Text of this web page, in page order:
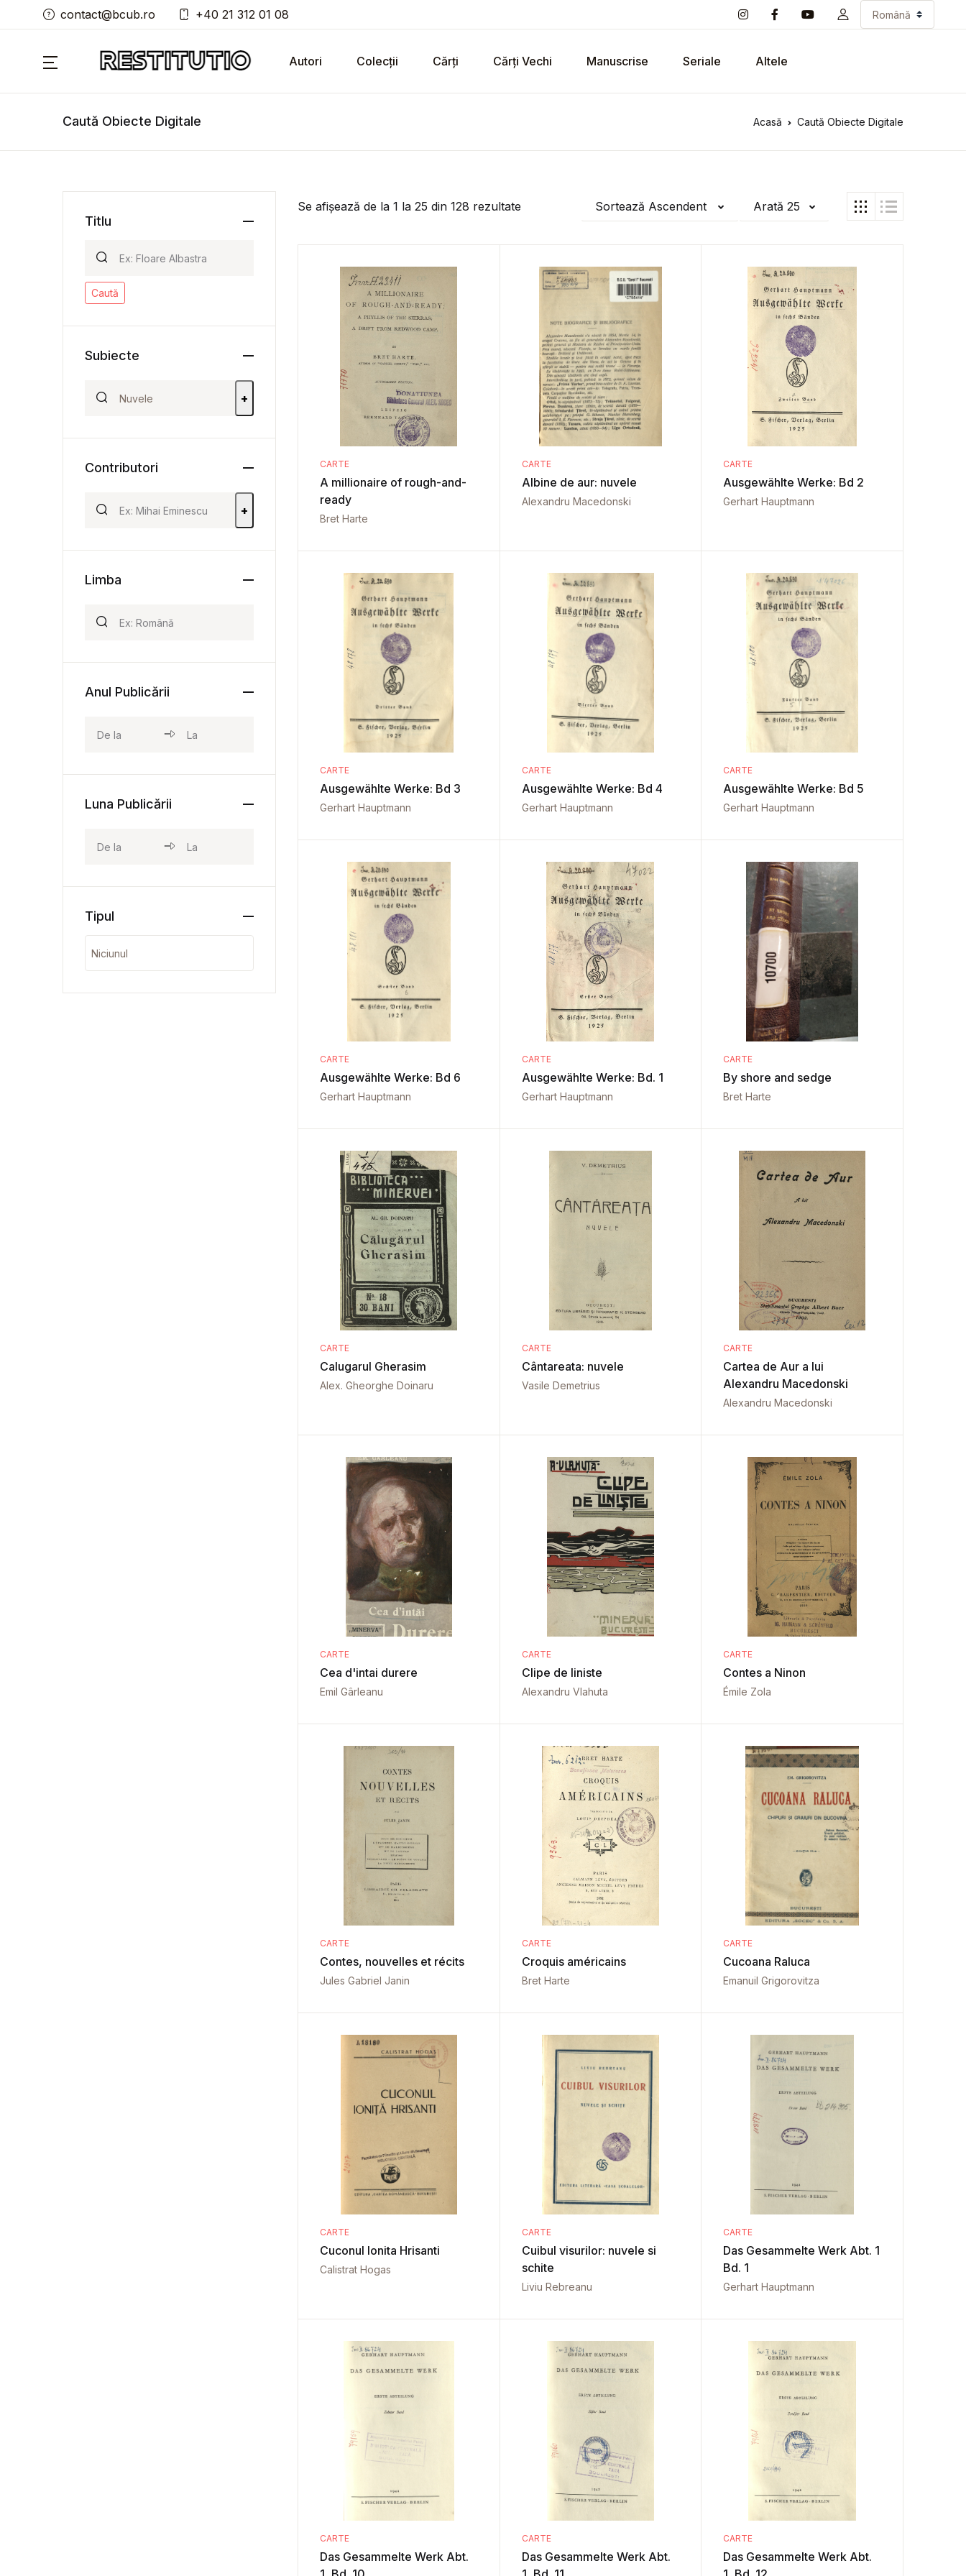
contact@bcub.ro +40 21 312 01 08
Autori Colecții Cărți Cărți Vechi Manuscrise Seriale Altele
Caută Obiecte Digitale Acasă Caută Obiecte Digitale
Se afișează de la 1 la 25 din 128 rezultate Sortează Ascendent Arată 25
CARTE
A millionaire of rough-and-
ready
Bret Harte
CARTE
Albine de aur: nuvele
Alexandru Macedonski
CARTE
Ausgewählte Werke: Bd 2
Gerhart Hauptmann
CARTE
Ausgewählte Werke: Bd 3
Gerhart Hauptmann
CARTE
Ausgewählte Werke: Bd 4
Gerhart Hauptmann
CARTE
Ausgewählte Werke: Bd 5
Gerhart Hauptmann
CARTE
Ausgewählte Werke: Bd 6
Gerhart Hauptmann
CARTE
Ausgewählte Werke: Bd. 1
Gerhart Hauptmann
CARTE
By shore and sedge
Bret Harte
CARTE
Calugarul Gherasim
Alex. Gheorghe Doinaru
CARTE
Cântareata: nuvele
Vasile Demetrius
CARTE
Cartea de Aur a lui
Alexandru Macedonski
Alexandru Macedonski
CARTE
Cea d'intai durere
Emil Gârleanu
CARTE
Clipe de liniste
Alexandru Vlahuta
CARTE
Contes a Ninon
Émile Zola
CARTE
Contes, nouvelles et récits
Jules Gabriel Janin
CARTE
Croquis américains
Bret Harte
CARTE
Cucoana Raluca
Emanuil Grigorovitza
CARTE
Cuconul Ionita Hrisanti
Calistrat Hogas
CARTE
Cuibul visurilor: nuvele si
schite
Liviu Rebreanu
CARTE
Das Gesammelte Werk Abt. 1
Bd. 1
Gerhart Hauptmann
CARTE
Das Gesammelte Werk Abt.
CARTE
Das Gesammelte Werk Abt.
CARTE
Das Gesammelte Werk Abt.
Titlu
Caută
Subiecte
+
Contributori
+
Limba
Anul Publicării
Luna Publicării
Tipul